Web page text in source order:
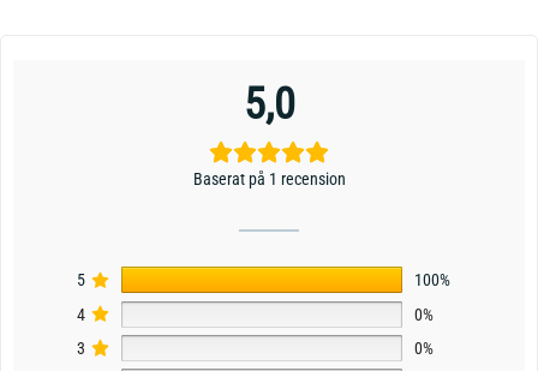
5,0
Baserat på 1 recension
5
100%
4
0%
3
0%